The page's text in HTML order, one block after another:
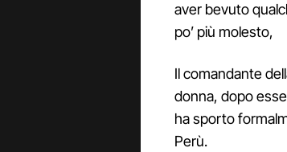
aver bevuto
po’ più molesto,
Il comandante
donna, dopo
ha sporto
Perù.